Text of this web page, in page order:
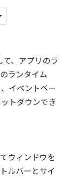
て、アプリのラ
ランタイム
イベントペー
トダウンでき
ウィンドウを
ルバーとサイ